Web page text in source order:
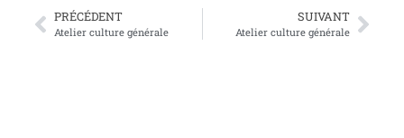
PRÉCÉDENT
Atelier culture générale
SUIVANT
Atelier culture générale